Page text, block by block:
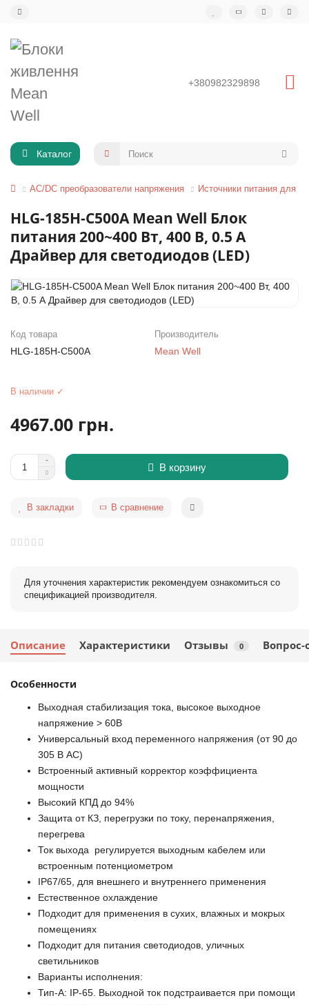
+380982329898
Каталог
AC/DC преобразователи напряжения Источники питания для
HLG-185H-C500A Mean Well Блок
питания 200~400 Вт, 400 В, 0.5 А
Драйвер для светодиодов (LED)
Код товара
HLG-185H-C500A
Производитель
Mean Well
В наличии ✓
4967.00 грн.
В корзину
В закладки В сравнение
Для уточнения характеристик рекомендуем ознакомиться со
спецификацией производителя.
Описание Характеристики Отзывы 0 Вопрос-
Особенности
Выходная стабилизация тока, высокое выходное
напряжение > 60В
Универсальный вход переменного напряжения (от 90 до
305 В АС)
Встроенный активный корректор коэффициента
мощности
Высокий КПД до 94%
Защита от КЗ, перегрузки по току, перенапряжения,
перегрева
Ток выхода регулируется выходным кабелем или
встроенным потенциометром
IP67/65, для внешнего и внутреннего применения
Естественное охлаждение
Подходит для применения в сухих, влажных и мокрых
помещениях
Подходит для питания светодиодов, уличных
светильников
Варианты исполнения:
Тип-А: IP-65. Выходной ток подстраивается при помощи